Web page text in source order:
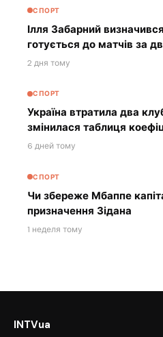
СПОРТ
Ілля Забарний
готується до матчів за
2 дня тому
СПОРТ
Україна втратила два
змінилася таблиця
6 дней тому
СПОРТ
Чи збереже Мбаппе
призначення Зідана
1 неделя тому
INTVua